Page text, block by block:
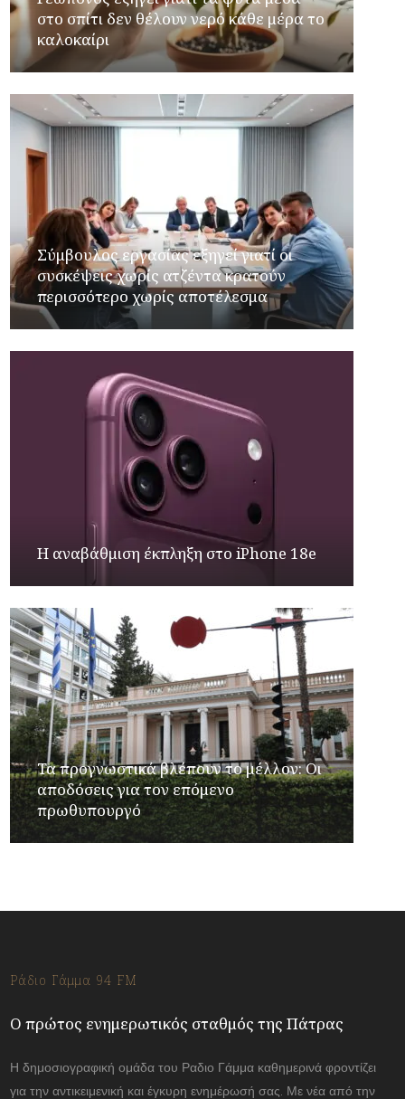
στο σπίτι δεν θέλουν νερό κάθε μέρα το
καλοκαίρι
Σύμβουλος εργασίας εξηγεί γιατί οι
συσκέψεις χωρίς ατζέντα κρατούν
περισσότερο χωρίς αποτέλεσμα
Η αναβάθμιση έκπληξη στο iPhone 18e
Τα προγνωστικά βλέπουν το μέλλον: Οι
αποδόσεις για τον επόμενο
πρωθυπουργό
Ράδιο Γάμμα 94 FM
Ο πρώτος ενημερωτικός σταθμός της Πάτρας
Η δημοσιογραφική ομάδα του Ραδιο Γάμμα καθημερινά φροντίζει
για την αντικειμενική και έγκυρη ενημέρωσή σας. Με νέα από την